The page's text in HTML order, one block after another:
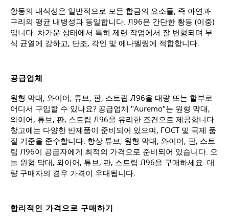
황동의 내식성은 일반적으로 모든 합금의 요소들, 즉 아연과
구리의 평균 내병성과 동일합니다. Л96은 간단한 황동 (이중)
입니다. 차가운 상태에서 특히 제련 작업에서 잘 변형되며 부
식 균열에 강하고, 단조, 각인 및 에나멜링에 적합합니다.
공급업체
원형 막대, 와이어, 튜브, 판, 스트립 Л96을 대량 또는 할부로
어디서 구입할 수 있나요? 공급업체 "Auremo"는 원형 막대,
와이어, 튜브, 판, 스트립 Л96을 유리한 조건으로 제공합니다.
창고에는 다양한 반제품이 준비되어 있으며, ГОСТ 및 국제 품
질 기준을 준수합니다. 항상 튜브, 원형 막대, 와이어, 판, 스트
립 Л96이 공급자에게 최적의 가격으로 준비되어 있습니다. 오
늘 원형 막대, 와이어, 튜브, 판, 스트립 Л96을 구매하세요. 대
량 구매자의 경우 가격이 우대됩니다.
합리적인 가격으로 구매하기